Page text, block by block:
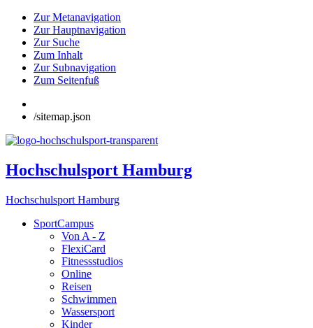
Zur Metanavigation
Zur Hauptnavigation
Zur Suche
Zum Inhalt
Zur Subnavigation
Zum Seitenfuß
/sitemap.json
Hochschulsport Hamburg
Hochschulsport Hamburg
SportCampus
Von A - Z
FlexiCard
Fitnessstudios
Online
Reisen
Schwimmen
Wassersport
Kinder